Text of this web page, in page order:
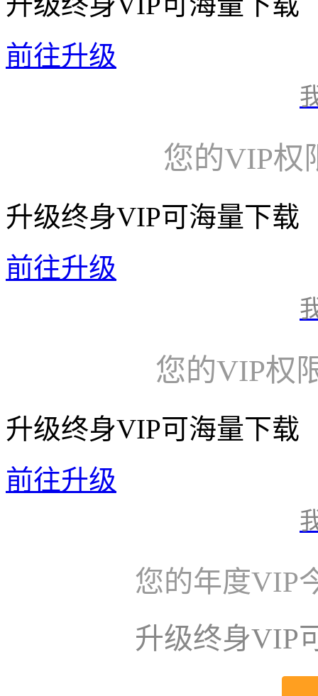
前往升级
您的VIP权
升级终身VIP可海量下载
前往升级
您的VIP权
升级终身VIP可海量下载
前往升级
您的年度VIP
升级终身VIP